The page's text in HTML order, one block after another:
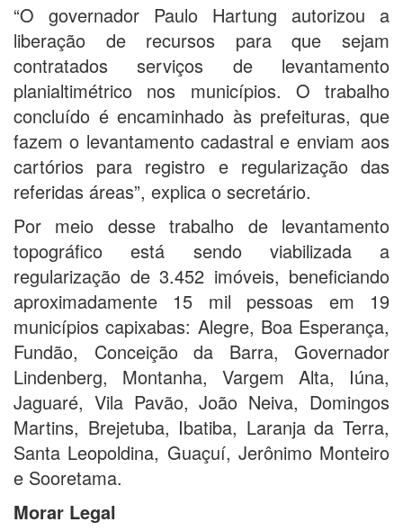
“O governador Paulo Hartung autorizou a
liberação de recursos para que sejam
contratados serviços de levantamento
planialtimétrico nos municípios. O trabalho
concluído é encaminhado às prefeituras, que
fazem o levantamento cadastral e enviam aos
cartórios para registro e regularização das
referidas áreas”, explica o secretário.
Por meio desse trabalho de levantamento
topográfico está sendo viabilizada a
regularização de 3.452 imóveis, beneficiando
aproximadamente 15 mil pessoas em 19
municípios capixabas: Alegre, Boa Esperança,
Fundão, Conceição da Barra, Governador
Lindenberg, Montanha, Vargem Alta, Iúna,
Jaguaré, Vila Pavão, João Neiva, Domingos
Martins, Brejetuba, Ibatiba, Laranja da Terra,
Santa Leopoldina, Guaçuí, Jerônimo Monteiro
e Sooretama.
Morar Legal